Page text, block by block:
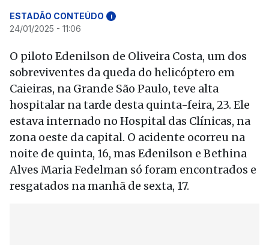
ESTADÃO CONTEÚDO i
24/01/2025 - 11:06
O piloto Edenilson de Oliveira Costa, um dos
sobreviventes da queda do helicóptero em
Caieiras, na Grande São Paulo, teve alta
hospitalar na tarde desta quinta-feira, 23. Ele
estava internado no Hospital das Clínicas, na
zona oeste da capital. O acidente ocorreu na
noite de quinta, 16, mas Edenilson e Bethina
Alves Maria Fedelman só foram encontrados e
resgatados na manhã de sexta, 17.